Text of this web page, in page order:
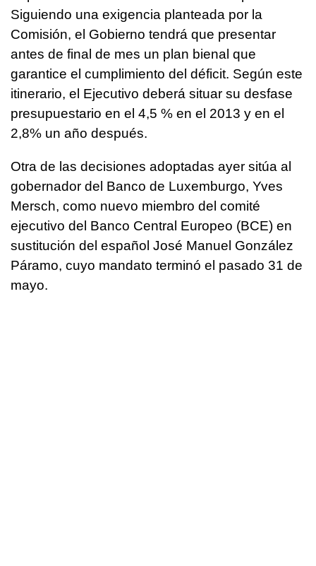
Siguiendo una exigencia planteada por la
Comisión, el Gobierno tendrá que presentar
antes de final de mes un plan bienal que
garantice el cumplimiento del déficit. Según este
itinerario, el Ejecutivo deberá situar su desfase
presupuestario en el 4,5 % en el 2013 y en el
2,8% un año después.
Otra de las decisiones adoptadas ayer sitúa al
gobernador del Banco de Luxemburgo, Yves
Mersch, como nuevo miembro del comité
ejecutivo del Banco Central Europeo (BCE) en
sustitución del español José Manuel González
Páramo, cuyo mandato terminó el pasado 31 de
mayo.